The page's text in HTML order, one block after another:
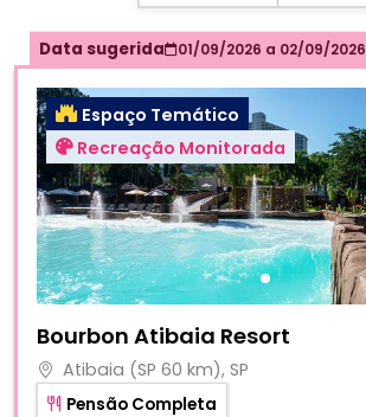
Data sugerida 01/09/2026 a 02/09/2026
Espaço Temático
Recreação Monitorada
Bourbon Atibaia Resort
Atibaia (SP 60 km), SP
Pensão Completa